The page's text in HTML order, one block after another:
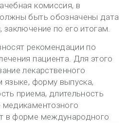
комиссия, в
быть обозначены дата
заключение по его итогам.
рекомендации по
пациента. Для этого
лекарственного
языке, форму выпуска,
приема, длительность
в форме международного